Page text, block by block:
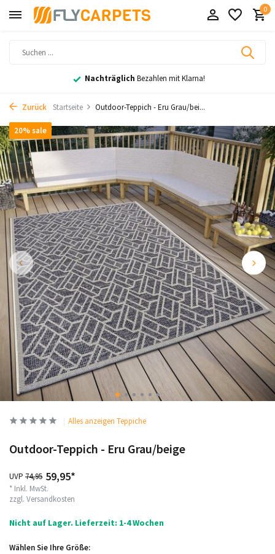
0
Nachträglich Bezahlen mit Klarna!
Zurück Startseite Outdoor-Teppich - Eru Grau/bei...
20% sale
Alles anzeigen Teppiche
Outdoor-Teppich - Eru Grau/beige
UVP 74,95 59,95*
* Inkl. MwSt.
zzgl. Versandkosten
Nicht auf Lager. Lieferzeit: 1-4 Wochen
Wählen Sie Ihre Größe: